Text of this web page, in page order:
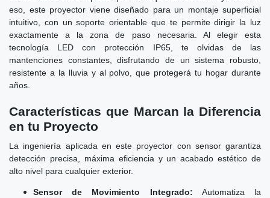
eso, este proyector viene diseñado para un montaje superficial
intuitivo, con un soporte orientable que te permite dirigir la luz
exactamente a la zona de paso necesaria. Al elegir esta
tecnología LED con protección IP65, te olvidas de las
mantenciones constantes, disfrutando de un sistema robusto,
resistente a la lluvia y al polvo, que protegerá tu hogar durante
años.
Características que Marcan la Diferencia
en tu Proyecto
La ingeniería aplicada en este proyector con sensor garantiza
detección precisa, máxima eficiencia y un acabado estético de
alto nivel para cualquier exterior.
Sensor de Movimiento Integrado: Automatiza la